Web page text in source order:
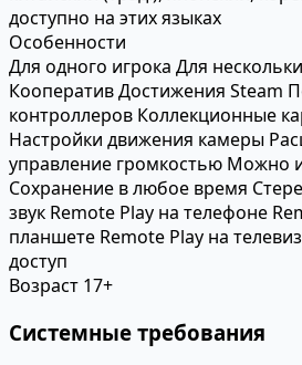
доступно на этих языках
Особенности
Для одного игрока Для
КооперативДостижения Steam
контроллеров Коллекционные
Настройки движения камеры
управление громкостью Можно
Сохранение в любое время
звук Remote Play на телефоне
планшете Remote Play на
доступ
Возраст 17+
Системные требования